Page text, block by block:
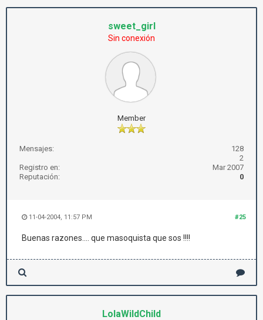
sweet_girl
Sin conexión
Member
Mensajes:
128
2
Registro en:
Mar 2007
Reputación:
0
#25
11-04-2004, 11:57 PM
Buenas razones.... que masoquista que sos !!!!
LolaWildChild